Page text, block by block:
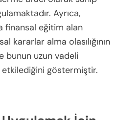
Eşsiz Vaka
finansal eğitimin kişisel
etkisini, stresi azaltma
etkisini
bu girişim,